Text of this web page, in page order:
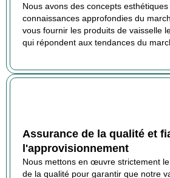
Nous avons des concepts
connaissances approfondies du
vous fournir les produits de vaisselle
qui répondent aux tendances du
Assurance de la qualité et
l'approvisionnement
Nous mettons en œuvre strictement
de la qualité pour garantir que notre